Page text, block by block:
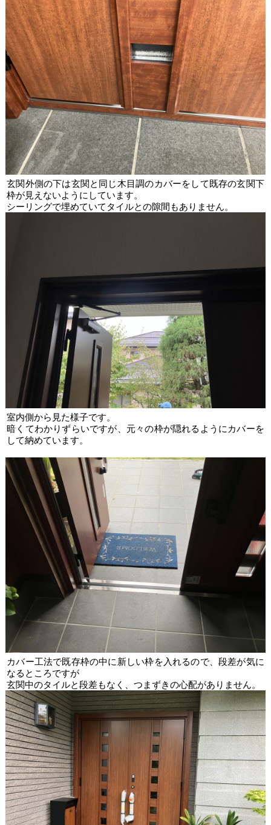
玄関外側の下は玄関と同じ木目調のカバーをして既存の玄関下
枠が見えないようにしています。
シーリングで埋めていてタイルとの隙間もありません。
室内側から見た様子です。
暗くてわかりずらいですが、元々の枠が隠れるようにカバーを
して納めています。
カバー工法で既存枠の中に新しい枠を入れるので、段差が気に
なるところですが
玄関中のタイルと段差もなく、つまずきの心配がありません。